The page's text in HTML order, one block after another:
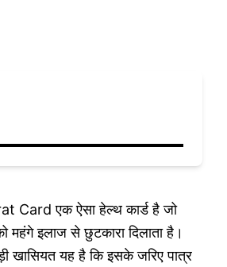
Card एक ऐसा हेल्थ कार्ड है जो
महंगे इलाज से छुटकारा दिलाता है।
खासियत यह है कि इसके जरिए पात्र